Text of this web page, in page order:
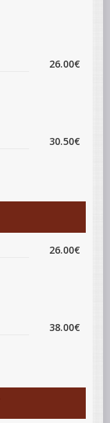
26.00€
30.50€
26.00€
38.00€